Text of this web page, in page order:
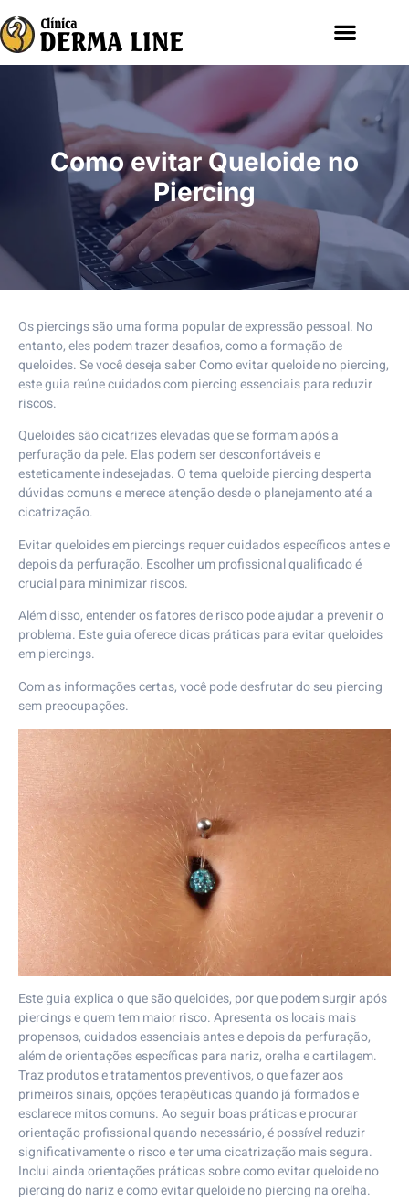
Como evitar Queloide no
Piercing
Os piercings são uma forma popular de expressão pessoal. No
entanto, eles podem trazer desafios, como a formação de
queloides. Se você deseja saber Como evitar queloide no piercing,
este guia reúne cuidados com piercing essenciais para reduzir
riscos.
Queloides são cicatrizes elevadas que se formam após a
perfuração da pele. Elas podem ser desconfortáveis e
esteticamente indesejadas. O tema queloide piercing desperta
dúvidas comuns e merece atenção desde o planejamento até a
cicatrização.
Evitar queloides em piercings requer cuidados específicos antes e
depois da perfuração. Escolher um profissional qualificado é
crucial para minimizar riscos.
Além disso, entender os fatores de risco pode ajudar a prevenir o
problema. Este guia oferece dicas práticas para evitar queloides
em piercings.
Com as informações certas, você pode desfrutar do seu piercing
sem preocupações.
Este guia explica o que são queloides, por que podem surgir após
piercings e quem tem maior risco. Apresenta os locais mais
propensos, cuidados essenciais antes e depois da perfuração,
além de orientações específicas para nariz, orelha e cartilagem.
Traz produtos e tratamentos preventivos, o que fazer aos
primeiros sinais, opções terapêuticas quando já formados e
esclarece mitos comuns. Ao seguir boas práticas e procurar
orientação profissional quando necessário, é possível reduzir
significativamente o risco e ter uma cicatrização mais segura.
Inclui ainda orientações práticas sobre como evitar queloide no
piercing do nariz e como evitar queloide no piercing na orelha.